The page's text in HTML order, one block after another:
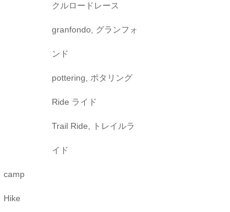
クルロードレース
granfondo, グランフォ
ンド
pottering, ポタリング
Ride ライド
Trail Ride, トレイルラ
イド
camp
Hike